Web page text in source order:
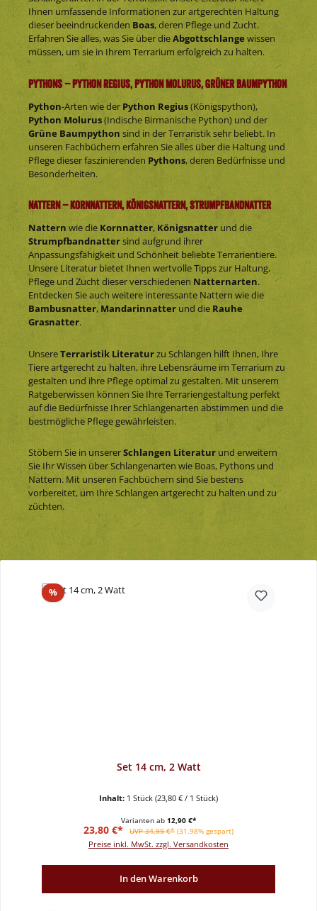
Ihnen umfassende Informationen zur artgerechten Haltung
dieser beeindruckenden Boas, deren Pflege und Zucht.
Erfahren Sie alles, was Sie über dieAbgottschlangewissen
müssen, um sie in Ihrem Terrarium erfolgreich zu halten.
Pythons – Python Regius, Python Molurus, Grüner Baumpython
Python-Arten wie der Python Regius(Königspython),
Python Molurus(Indische Birmanische Python) und der
Grüne Baumpython sind in der Terraristik sehr beliebt. In
unseren Fachbüchern erfahren Sie alles über die Haltung und
Pflege dieser faszinierenden Pythons, deren Bedürfnisse und
Besonderheiten.
Nattern – Kornnattern, Königsnattern, Strumpfbandnatter
Nattern wie die Kornnatter, Königsnatter und die
Strumpfbandnattersind aufgrund ihrer
Anpassungsfähigkeit und Schönheit beliebte Terrarientiere.
Unsere Literatur bietet Ihnen wertvolle Tipps zur Haltung,
Pflege und Zucht dieser verschiedenen Natternarten.
Entdecken Sie auch weitere interessante Nattern wie die
Bambusnatter, Mandarinnatter und die Rauhe
Grasnatter.
UnsereTerraristik Literaturzu Schlangen hilft Ihnen, Ihre
Tiere artgerecht zu halten, ihre Lebensräume im Terrarium zu
gestalten und ihre Pflege optimal zu gestalten. Mit unserem
Ratgeberwissen können Sie Ihre Terrariengestaltung perfekt
auf die Bedürfnisse Ihrer Schlangenarten abstimmen und die
bestmögliche Pflege gewährleisten.
Stöbern Sie in unsererSchlangen Literatur und erweitern
Sie Ihr Wissen über Schlangenarten wie Boas, Pythons und
Nattern. Mit unseren Fachbüchern sind Sie bestens
vorbereitet, um Ihre Schlangen artgerecht zu halten und zu
züchten.
Produktgalerie überspringen
%Rabatt
Set 14 cm, 2 Watt
Inhalt: 1 Stück (23,80 € / 1 Stück)
Varianten ab 12,90 €*
Verkaufspreis:
23,80 €* Regulärer Preis:
UVP 34,99 €* (31.98% gespart)
Preise inkl. MwSt. zzgl. Versandkosten
In den Warenkorb